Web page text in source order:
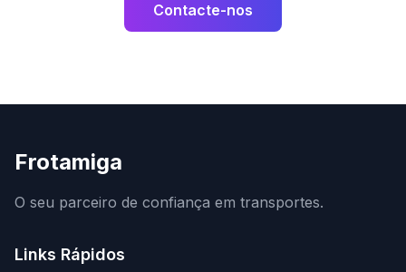
Contacte-nos
Frotamiga
O seu parceiro de confiança em transportes.
Links Rápidos